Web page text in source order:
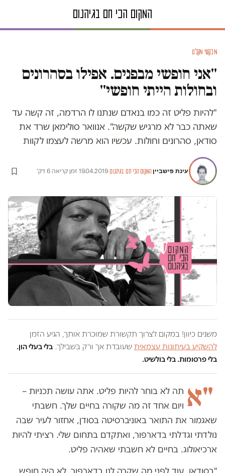
מבקשי מקלט
"אני חופשי מבפנים. אפילו בסהרונים
ובחולות הייתי חופשי"
"להיות פליט זה כמו בנאדם שנתנו לו הרדמה, זה קשה עד
שאתה כבר לא מרגיש שקשה". אנוואר סולימאן שרד את
סודאן, סהרונים וחולות. עכשיו הוא מרשה לעצמו לקוות
עינת פישביין·המקום הכי חם בגיהנום·
19.04.2019
·זמן קריאה 6 דק׳
משנים כיוון! במקום לצרוך תקשורת שמוכרת אותך, הגיע הזמן
להשקיע בעיתונות עצמאית שעובדת אך ורק בשבילך. בלי בעלי הון.
בלי פרסומות. בלי בולשיט.
"א תה לא בוחר להיות פליט. אתה עושה תכניות –
ויום אחד זה מה שקורה בחיים שלך. חשבתי
שאגמור את התואר באוניברסיטה בסודן, אחזור לעיר שבה
נולדתי וגדלתי בדארפור, ואתקדם בתחום שלי. רציתי להיות
ארכיאולוג. בחיים לא חשבתי שאהיה פליט.